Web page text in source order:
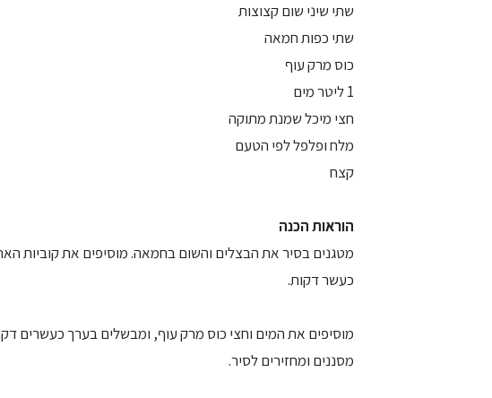
שתי שיני שום קצוצות
שתי כפות חמאה
כוס מרק עוף
1 ליטר מים
חצי מיכל שמנת מתוקה
מלח ופלפל לפי הטעם
קצח
הוראות הכנה
מטגנים בסיר את הבצלים והשום בחמאה. מוסיפים את קוביות
כעשר דקות.
מוסיפים את המים וחצי כוס מרק עוף, ומבשלים בערך כעשרים
מסננים ומחזירים לסיר.